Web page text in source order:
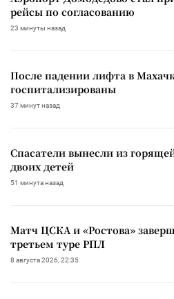
рейсы по согласованию
23 минуты назад
После падении лифта в
госпитализированы
37 минут назад
Спасатели вынесли из
двоих детей
51 минута назад
Матч ЦСКА и «Ростова»
третьем туре РПЛ
8 августа 2026, 22:35